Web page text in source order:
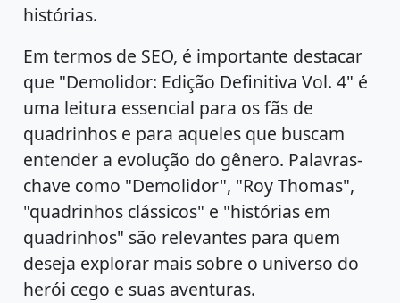
histórias.
Em termos de SEO, é importante destacar
que "Demolidor: Edição Definitiva Vol. 4" é
uma leitura essencial para os fãs de
quadrinhos e para aqueles que buscam
entender a evolução do gênero. Palavras-
chave como "Demolidor", "Roy Thomas",
"quadrinhos clássicos" e "histórias em
quadrinhos" são relevantes para quem
deseja explorar mais sobre o universo do
herói cego e suas aventuras.